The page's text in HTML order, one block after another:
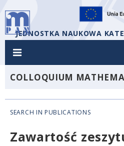
JEDNOSTKA NAUKOWA
COLLOQUIUM
SEARCH IN PUBLICATIONS
Zawartość